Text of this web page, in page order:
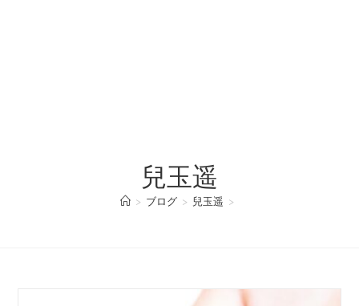
兒玉遥
> ブログ > 兒玉遥 >